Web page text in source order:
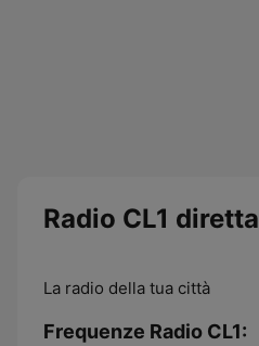
Radio CL1 diretta
La radio della tua città
Frequenze Radio CL1: